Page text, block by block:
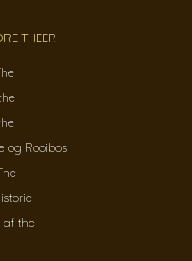
THEER
og Rooibos
af the